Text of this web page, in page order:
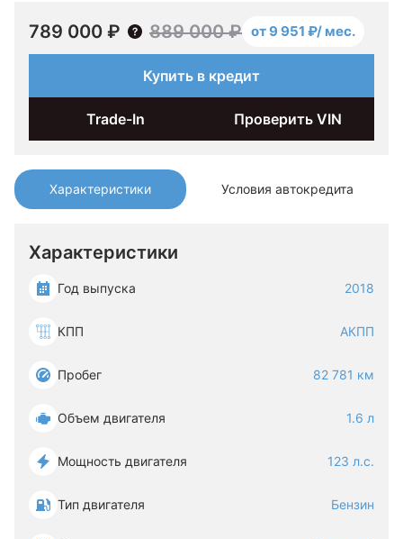
Характеристики Условия автокредита
Характеристики
Год выпуска 2018
КПП АКПП
Пробег 82 781 км
Объем двигателя 1.6 л
Мощность двигателя 123 л.с.
Тип двигателя Бензин
789 000 ₽ 889 000 ₽ от 9 951 ₽/ мес.
Купить в кредит
Trade-In Проверить VIN